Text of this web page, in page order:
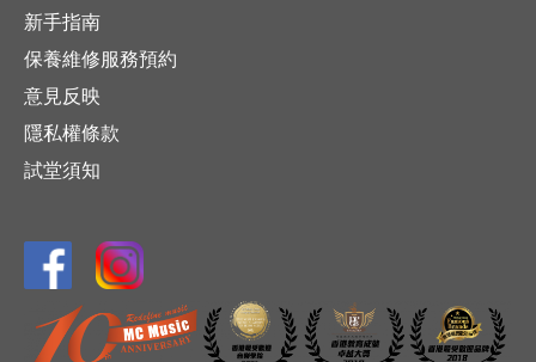
新手指南
保養維修服務預約
意見反映
隱私權條款
試堂須知